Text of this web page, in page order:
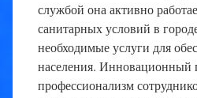
службой она активно
санитарных условий в
необходимые услуги для
населения. Инновационный
профессионализм